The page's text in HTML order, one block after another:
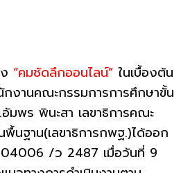
“คมชัดลึกออนไลน์” ในเบื้องต้น
งานคณะกรรมการการศึกษาขั้น
พร พินะสา เลขาธิการคณะ
นฐาน(เลขาธิการกพฐ.)ได้ออก
/ว 2487 เมื่อวันที่ 9